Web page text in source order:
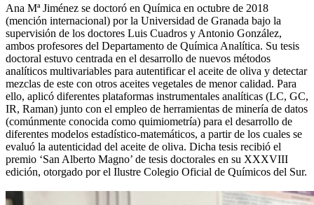
Ana Mª Jiménez se doctoró en Química en octubre de 2018
(mención internacional) por la Universidad de Granada bajo la
supervisión de los doctores Luis Cuadros y Antonio González,
ambos profesores del Departamento de Química Analítica. Su tesis
doctoral estuvo centrada en el desarrollo de nuevos métodos
analíticos multivariables para autentificar el aceite de oliva y detectar
mezclas de este con otros aceites vegetales de menor calidad. Para
ello, aplicó diferentes plataformas instrumentales analíticas (LC, GC,
IR, Raman) junto con el empleo de herramientas de minería de datos
(comúnmente conocida como quimiometría) para el desarrollo de
diferentes modelos estadístico-matemáticos, a partir de los cuales se
evaluó la autenticidad del aceite de oliva. Dicha tesis recibió el
premio ‘San Alberto Magno’ de tesis doctorales en su XXXVIII
edición, otorgado por el Ilustre Colegio Oficial de Químicos del Sur.